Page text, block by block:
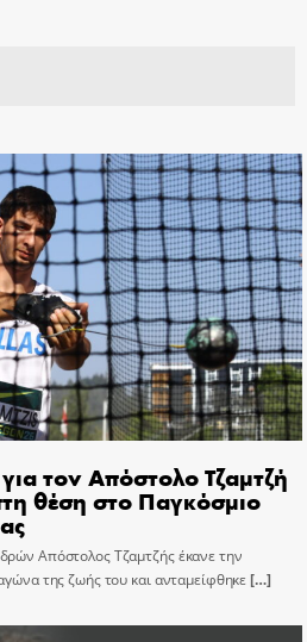
τον Απόστολο Τζαμτζή
θέση στο Παγκόσμιο
Απόστολος Τζαμτζής έκανε την
της ζωής του και ανταμείφθηκε[…]